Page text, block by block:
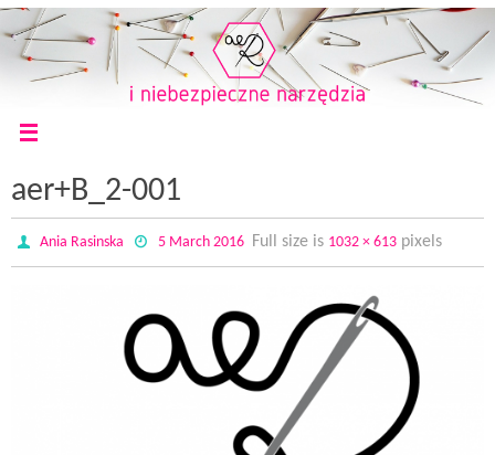
aer+B_2-001
Ania Rasinska 5 March 2016 Full size is 1032 × 613pixels